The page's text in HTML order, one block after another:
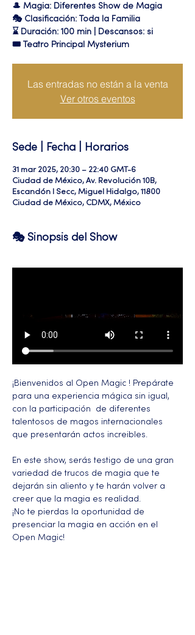
🎩 Magia: Diferentes Show de Magia
🎭 Clasificación: Toda la Familia
⌛ Duración: 100 min | Descansos: si
🎟 Teatro Principal Mysterium
Las entradas no están a la venta
Ver otros eventos
Sede | Fecha | Horarios
31 mar 2025, 20:30 – 22:40 GMT-6
Ciudad de México, Av. Revolución 10B,
Escandón I Secc, Miguel Hidalgo, 11800
Ciudad de México, CDMX, México
🎭 Sinopsis del Show
¡Bienvenidos al Open Magic ! Prepárate
para una experiencia mágica sin igual,
con la participación  de diferentes
talentosos de magos internacionales
que presentarán actos increibles.
En este show, serás testigo de una gran
variedad de trucos de magia que te
dejarán sin aliento y te harán volver a
creer que la magia es realidad.
¡No te pierdas la oportunidad de
presenciar la magia en acción en el
Open Magic!